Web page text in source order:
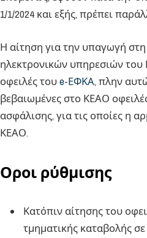
1/1/2024 και εξής, πρέπει
Η αίτηση για την υπαγωγή
ηλεκτρονικών υπηρεσιών
οφειλές τουe-ΕΦΚΑ, πλην
βεβαιωμένες στο ΚΕΑΟ
ασφάλισης, για τις οποίες η
ΚΕΑΟ.
Οροι ρύθμισης
Κατόπιν αίτησης του
τμηματικής καταβολής